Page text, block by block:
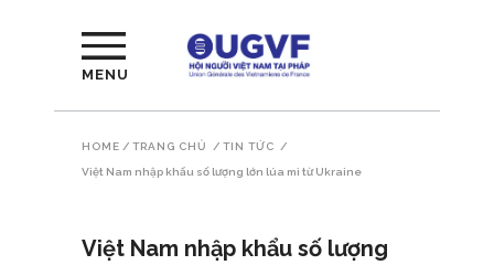
MENU
HOME / TRANG CHỦ / TIN TỨC /
Việt Nam nhập khẩu số lượng lớn lúa mì từ Ukraine
Việt Nam nhập khẩu số lượng